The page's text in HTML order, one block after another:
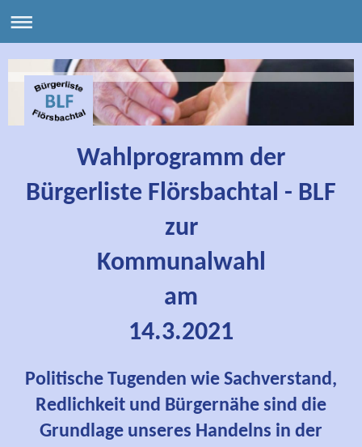
Wahlprogramm der
Bürgerliste Flörsbachtal - BLF
zur
Kommunalwahl
am
14.3.2021
Politische Tugenden wie Sachverstand,
Redlichkeit und Bürgernähe sind die
Grundlage unseres Handelns in der